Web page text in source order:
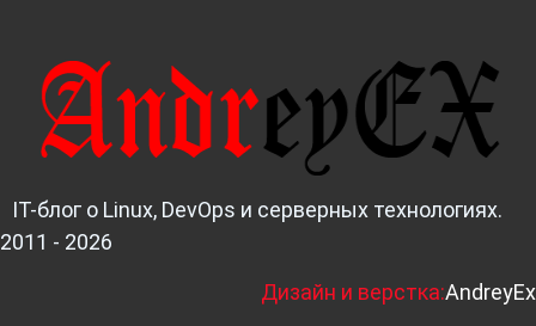
IT-блог о Linux, DevOps и серверных технологиях.
2011 - 2026
Дизайн и верстка:AndreyEx